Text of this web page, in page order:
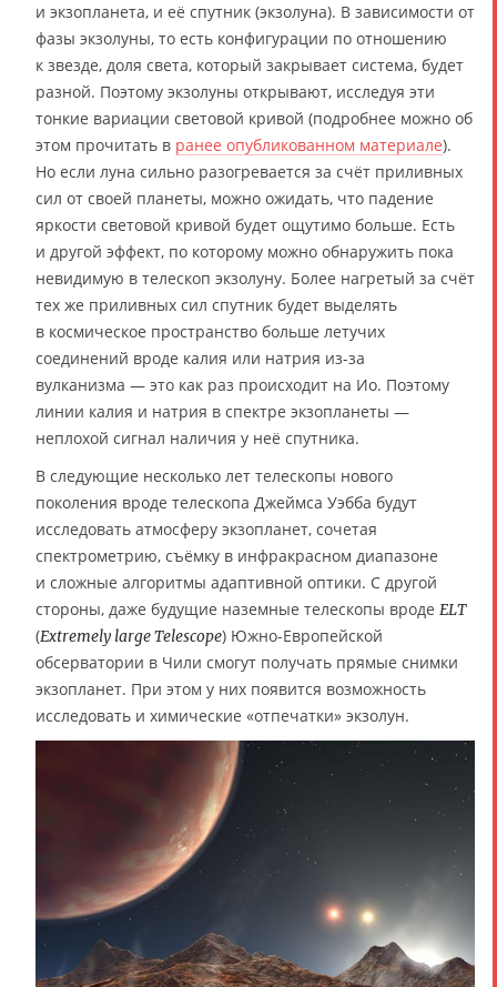
и экзопланета, и её спутник (экзолуна). В зависимости от
фазы экзолуны, то есть конфигурации по отношению
к звезде, доля света, который закрывает система, будет
разной. Поэтому экзолуны открывают, исследуя эти
тонкие вариации световой кривой (подробнее можно об
этом прочитать в ранее опубликованном материале).
Но если луна сильно разогревается за счёт приливных
сил от своей планеты, можно ожидать, что падение
яркости световой кривой будет ощутимо больше. Есть
и другой эффект, по которому можно обнаружить пока
невидимую в телескоп экзолуну. Более нагретый за счёт
тех же приливных сил спутник будет выделять
в космическое пространство больше летучих
соединений вроде калия или натрия из-за
вулканизма — это как раз происходит на Ио. Поэтому
линии калия и натрия в спектре экзопланеты —
неплохой сигнал наличия у неё спутника.
В следующие несколько лет телескопы нового
поколения вроде телескопа Джеймса Уэбба будут
исследовать атмосферу экзопланет, сочетая
спектрометрию, съёмку в инфракрасном диапазоне
и сложные алгоритмы адаптивной оптики. С другой
стороны, даже будущие наземные телескопы вроде ELT
(Extremely large Telescope) Южно-Европейской
обсерватории в Чили смогут получать прямые снимки
экзопланет. При этом у них появится возможность
исследовать и химические «отпечатки» экзолун.